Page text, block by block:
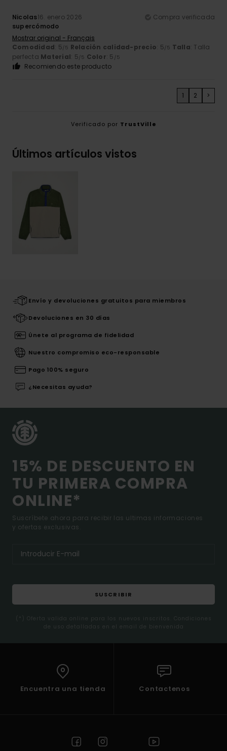
Nicolas16. enero 2026
Compra verificada
supercómodo
Mostrar original - Français
Comodidad: 5/5 Relación calidad-precio: 5/5 Talla: Talla
perfecta Material: 5/5 Color: 5 /5
Recomiendo este producto
1 2 >
Verificado por TrustVille
Últimos artículos vistos
Envío y devoluciones gratuitos para miembros
Devoluciones en 30 días
Únete al programa de fidelidad
Nuestro compromiso eco-responsable
Pago 100% seguro
¿Necesitas ayuda?
15% DE DESCUENTO EN
TU PRIMERA COMPRA
ONLINE*
Suscríbete ahora para recibir las ultimas informaciones
y ofertas exclusivas.
SUSCRIBIR
(*) Oferta valida online para los nuevos inscritos. Condiciones
de uso detalladas en el email de bienvenida
Encuentra una tienda Contactenos